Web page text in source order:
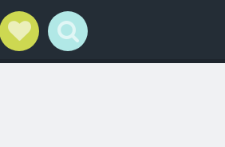
Social Links
Search